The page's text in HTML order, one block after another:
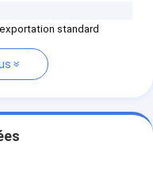
standard